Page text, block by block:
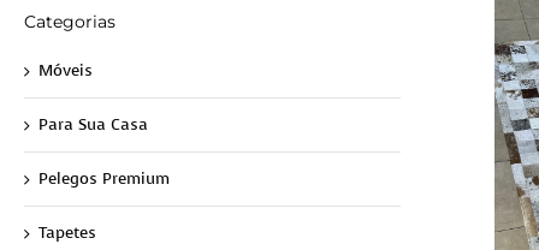
Categorias
Móveis
Para Sua Casa
Pelegos Premium
Tapetes